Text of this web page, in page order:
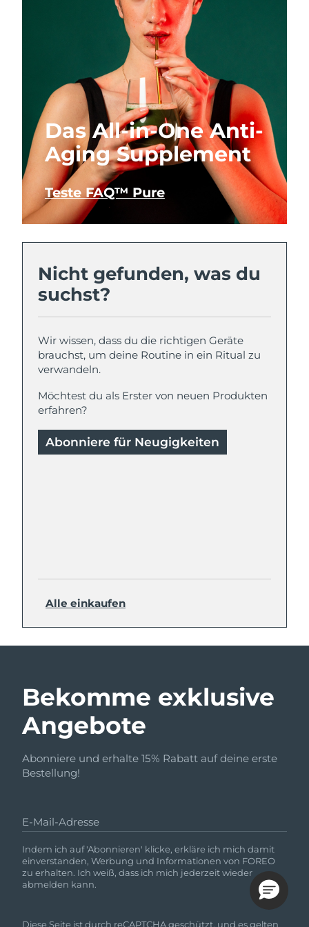
Das All-in-One Anti-
Aging Supplement
Teste FAQ™ Pure
Nicht gefunden, was du
suchst?
Wir wissen, dass du die richtigen Geräte
brauchst, um deine Routine in ein Ritual zu
verwandeln.
Möchtest du als Erster von neuen Produkten
erfahren?
Abonniere für Neugigkeiten
Alle einkaufen
Bekomme exklusive
Angebote
Abonniere und erhalte 15% Rabatt auf deine erste
Bestellung!
E-Mail-Adresse
Indem ich auf 'Abonnieren' klicke, erkläre ich mich damit
einverstanden, Werbung und Informationen von FOREO
zu erhalten. Ich weiß, dass ich mich jederzeit wieder
abmelden kann.
Diese Seite ist durch reCAPTCHA geschützt, und es gelten